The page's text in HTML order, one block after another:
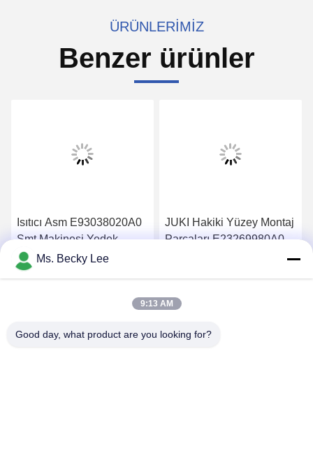
ÜRÜNLERIMIZ
Benzer ürünler
Isıtıcı Asm E93038020A0
Smt Makinesi Yedek
Parçaları JUKI KD775
Dağıtıcı 1 Yıl Garanti
JUKI Hakiki Yüzey Montaj
Parçaları E23269980A0
ATC OFSET BOSS ASM
Ms. Becky Lee
9:13 AM
Good day, what product are you looking for?